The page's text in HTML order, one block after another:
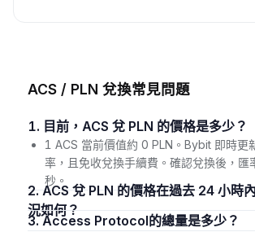
ACS / PLN 兌換常見問題
1. 目前，ACS 兌 PLN 的價格是多少？
1 ACS 當前價值約 0 PLN。Bybit 即時更
率，且免收兌換手續費。確認兌換後，匯
秒。
2. ACS 兌 PLN 的價格在過去 24 小時內的波動情
況如何？
3. Access Protocol的總量是多少？